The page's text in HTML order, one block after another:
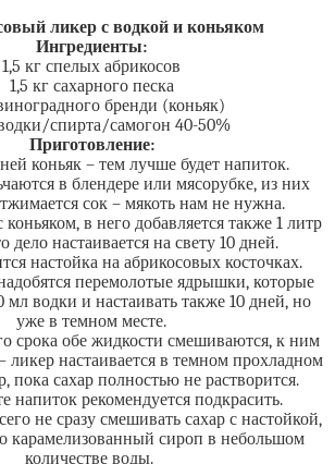
ликер с водкой и коньяком
Ингредиенты:
1,5 кг спелых абрикосов
1,5 кг сахарного песка
бренди (коньяк)
спирта/самогон 40-50%
Приготовление:
коньяк – тем лучше будет напиток.
в блендере или мясорубке, из них
сок – мякоть нам не нужна.
в него добавляется также 1 литр
дело настаивается на свету 10 дней.
настойка на абрикосовых косточках.
перемолотые ядрышки, которые
мл водки и настаивать также 10 дней, но
уже в темном месте.
срока обе жидкости смешиваются, к ним
ликер настаивается в темном прохладном
пока сахар полностью не растворится.
напиток рекомендуется подкрасить.
не сразу смешивать сахар с настойкой,
карамелизованный сироп в небольшом
количестве воды.